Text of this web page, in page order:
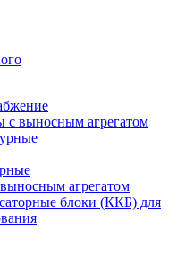
с выносным агрегатом
агрегатом
блоки (ККБ) для